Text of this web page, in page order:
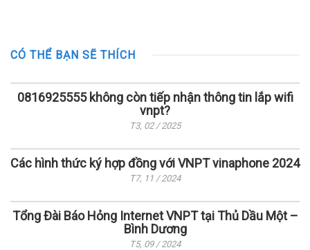
CÓ THỂ BẠN SẼ THÍCH
0816925555 không còn tiếp nhận thông tin lắp wifi
vnpt?
T3, 02 / 2025
Các hình thức ký hợp đồng với VNPT vinaphone 2024
T7, 11 / 2024
Tổng Đài Báo Hỏng Internet VNPT tại Thủ Dầu Một –
Bình Dương
T5, 09 / 2024